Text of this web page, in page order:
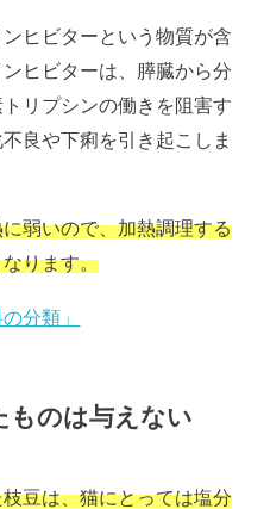
ヒビターという物質が含
ヒビターは、膵臓から分
リプシンの働きを阻害す
良や下痢を引き起こしま
弱いので、加熱調理する
ります。
分類」
ものは与えない
豆は、猫にとっては塩分